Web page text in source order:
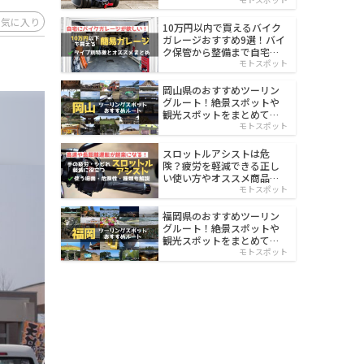
に入り
10万円以内で買えるバイク
ガレージおすすめ9選！バイ
ク保管から整備まで自宅で
モトスポット
岡山県のおすすめツーリン
グルート！絶景スポットや
観光スポットをまとめて紹
モトスポット
スロットルアシストは危
険？疲労を軽減できる正し
い使い方やオススメ商品を
モトスポット
福岡県のおすすめツーリン
グルート！絶景スポットや
観光スポットをまとめて紹
モトスポット